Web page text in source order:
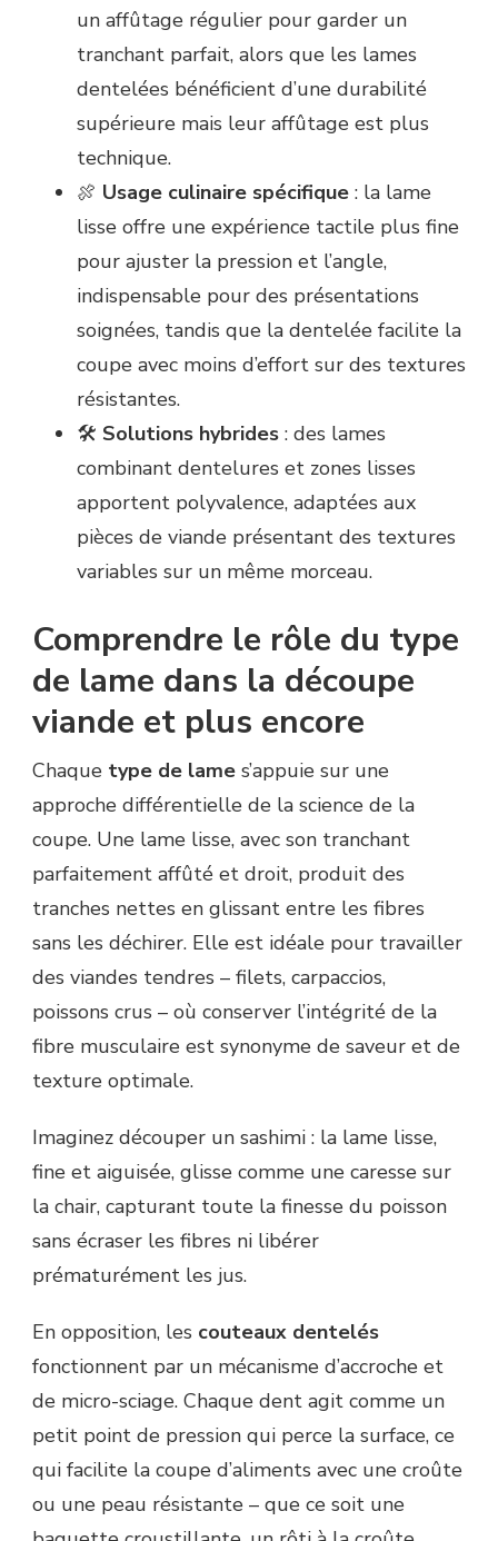
un affûtage régulier pour garder un
tranchant parfait, alors que les lames
dentelées bénéficient d’une durabilité
supérieure mais leur affûtage est plus
technique.
🍖 Usage culinaire spécifique : la lame
lisse offre une expérience tactile plus fine
pour ajuster la pression et l’angle,
indispensable pour des présentations
soignées, tandis que la dentelée facilite la
coupe avec moins d’effort sur des textures
résistantes.
🛠️ Solutions hybrides : des lames
combinant dentelures et zones lisses
apportent polyvalence, adaptées aux
pièces de viande présentant des textures
variables sur un même morceau.
Comprendre le rôle du type
de lame dans la découpe
viande et plus encore
Chaque type de lame s’appuie sur une
approche différentielle de la science de la
coupe. Une lame lisse, avec son tranchant
parfaitement affûté et droit, produit des
tranches nettes en glissant entre les fibres
sans les déchirer. Elle est idéale pour travailler
des viandes tendres – filets, carpaccios,
poissons crus – où conserver l’intégrité de la
fibre musculaire est synonyme de saveur et de
texture optimale.
Imaginez découper un sashimi : la lame lisse,
fine et aiguisée, glisse comme une caresse sur
la chair, capturant toute la finesse du poisson
sans écraser les fibres ni libérer
prématurément les jus.
En opposition, les couteaux dentelés
fonctionnent par un mécanisme d’accroche et
de micro-sciage. Chaque dent agit comme un
petit point de pression qui perce la surface, ce
qui facilite la coupe d’aliments avec une croûte
ou une peau résistante – que ce soit une